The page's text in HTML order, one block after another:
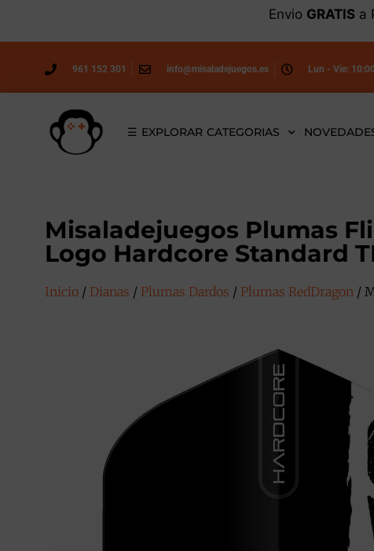
Envio GRATIS a
961 152 301 info@misaladejuegos.es Lun - Vie:
☰ EXPLORAR CATEGORIAS
Misaladejuegos Plumas
Logo Hardcore Standard
Inicio / Dianas / Plumas Dardos / Plumas RedDragon /